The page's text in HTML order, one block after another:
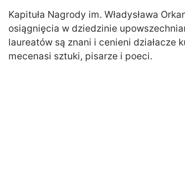
Kapituła Nagrody im. Władysława
osiągnięcia w dziedzinie
laureatów są znani i cenieni działacze
mecenasi sztuki, pisarze i poeci.